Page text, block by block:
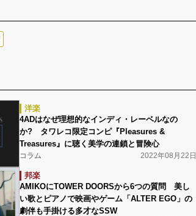
洋楽
4ADはなぜ理想的なインディ・レーベルなの
か? タワレコ限定コンピ『Pleasures &
Treasures』に聴く美学の連鎖と冒険心
コラム 2022年08月22日
邦楽
AMIKOにTOWER DOORSから6つの質問 美し
い歌とピアノで映画やゲーム「ALTER EGO」の
劇伴も手掛ける多才なSSW